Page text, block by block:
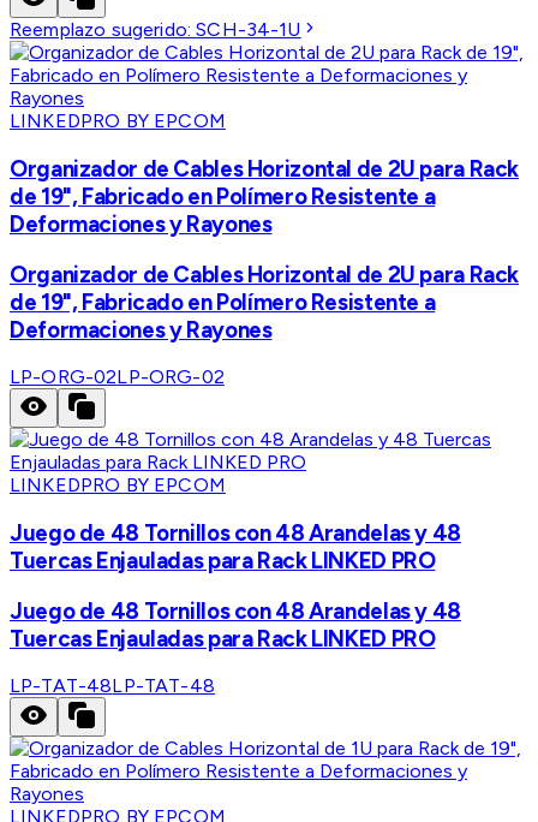
Reemplazo sugerido:SCH-34-1U
LINKEDPRO BY EPCOM
Organizador de Cables Horizontal de 2U para Rack
de 19", Fabricado en Polímero Resistente a
Deformaciones y Rayones
Organizador de Cables Horizontal de 2U para Rack
de 19", Fabricado en Polímero Resistente a
Deformaciones y Rayones
LP-ORG-02LP-ORG-02
LINKEDPRO BY EPCOM
Juego de 48 Tornillos con 48 Arandelas y 48
Tuercas Enjauladas para Rack LINKED PRO
Juego de 48 Tornillos con 48 Arandelas y 48
Tuercas Enjauladas para Rack LINKED PRO
LP-TAT-48LP-TAT-48
LINKEDPRO BY EPCOM